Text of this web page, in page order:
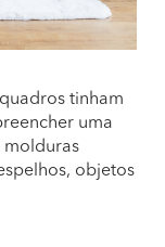
tinham
uma
molduras
objetos